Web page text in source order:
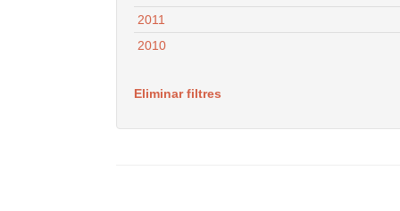
2011
2010
Eliminar filtres